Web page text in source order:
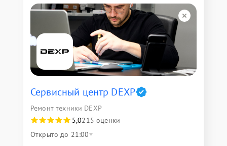
Сервисный центр DEXP
Ремонт техники DEXP
5,0215 оценки
Открыто до 21:00